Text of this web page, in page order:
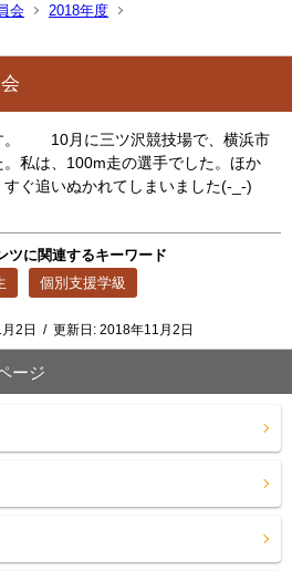
会
2018年度
。 10月に三ツ沢競技場で、横浜市
私は、100m走の選手でした。ほか
すぐ追いぬかれてしまいました(-_-)
ツに関連するキーワード
個別支援学級
2日 / 更新日: 2018年11月2日
ージ